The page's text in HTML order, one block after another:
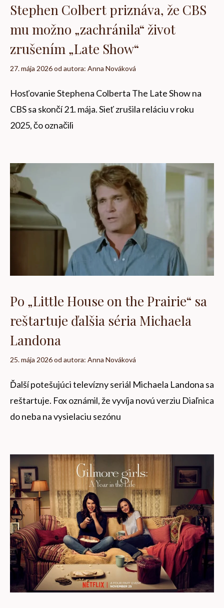
Stephen Colbert priznáva, že CBS
mu možno „zachránila“ život
zrušením „Late Show“
27. mája 2026od autora: Anna Nováková
Hosťovanie Stephena Colberta The Late Show na
CBS sa skončí 21. mája. Sieť zrušila reláciu v roku
2025, čo označili
Po „Little House on the Prairie“ sa
reštartuje ďalšia séria Michaela
Landona
25. mája 2026od autora: Anna Nováková
Ďalší potešujúci televízny seriál Michaela Landona sa
reštartuje. Fox oznámil, že vyvíja novú verziu Diaľnica
do neba na vysielaciu sezónu